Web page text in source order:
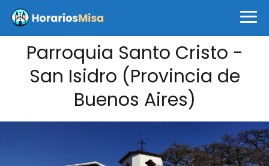
Parroquia Santo Cristo -
San Isidro (Provincia de
Buenos Aires)